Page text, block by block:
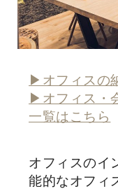
▶オフィスの
▶オフィス・
一覧はこちら
オフィスのイ
能的なオフィ